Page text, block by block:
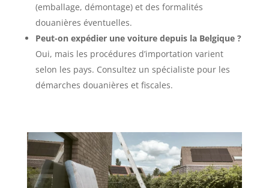
(emballage, démontage) et des formalités
douanières éventuelles.
Peut-on expédier une voiture depuis la Belgique ?
Oui, mais les procédures d’importation varient
selon les pays. Consultez un spécialiste pour les
démarches douanières et fiscales.